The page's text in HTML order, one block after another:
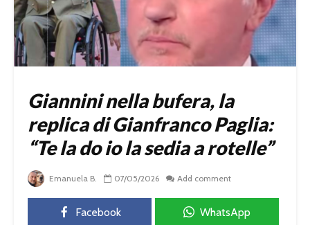
Giannini nella bufera, la
replica di Gianfranco Paglia:
“Te la do io la sedia a rotelle”
Emanuela B. 07/05/2026 Add comment
Facebook WhatsApp